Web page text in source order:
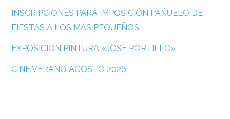
INSCRIPCIONES PARA IMPOSICIÓN PAÑUELO DE
FIESTAS A LOS MÁS PEQUEÑOS
EXPOSICION PINTURA «JOSÉ PORTILLO»
CINE VERANO AGOSTO 2026